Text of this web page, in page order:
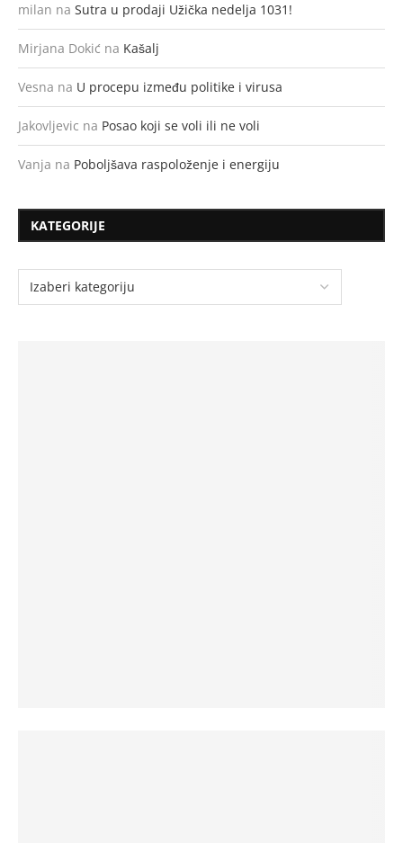
milan na Sutra u prodaji Užička nedelja 1031!
Mirjana Dokić na Kašalj
Vesna na U procepu između politike i virusa
Jakovljevic na Posao koji se voli ili ne voli
Vanja na Poboljšava raspoloženje i energiju
KATEGORIJE